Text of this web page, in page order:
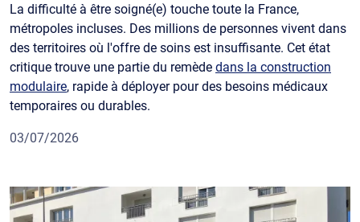
La difficulté à être soigné(e) touche toute la France,
métropoles incluses. Des millions de personnes vivent dans
des territoires où l'offre de soins est insuffisante. Cet état
critique trouve une partie du remède dans la construction
modulaire, rapide à déployer pour des besoins médicaux
temporaires ou durables.
03/07/2026